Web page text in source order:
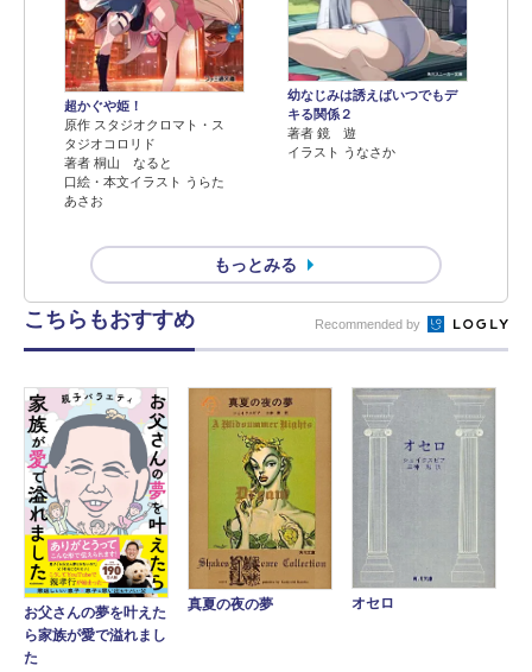
超かぐや姫！
原作 スタジオクロマト・ス
タジオコロリド
著者 桐山 なると
口絵・本文イラスト うらた
あさお
幼なじみは誘えばいつでもデ
キる関係２
著者 鏡 遊
イラスト うなさか
もっとみる
こちらもおすすめ Recommended by
お父さんの夢を叶えた
ら家族が愛で溢れまし
た
真夏の夜の夢 オセロ